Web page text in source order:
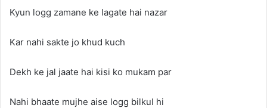
Kyun logg zamane ke lagate hai nazar
Kar nahi sakte jo khud kuch
Dekh ke jal jaate hai kisi ko mukam par
Nahi bhaate mujhe aise logg bilkul hi